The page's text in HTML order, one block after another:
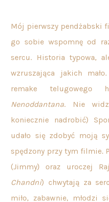
Mój pierwszy pendżabski
go sobie wspomnę od
sercu. Historia typowa,
wzruszająca jakich
remake
Nenoddantana. Nie
koniecznie nadrobić)
udało się zdobyć moją
spędzony przy tym filmie.
(Jimmy) oraz uroczej
Chandni) chwytają za
miło, zabawnie, młodzi